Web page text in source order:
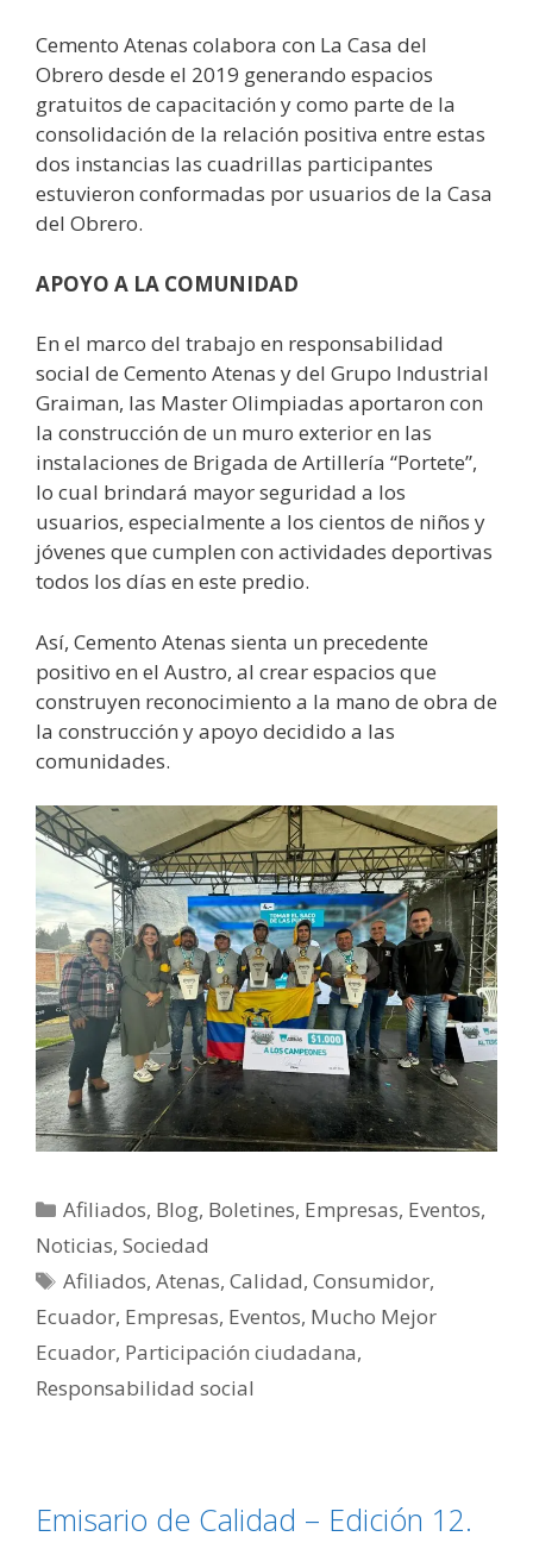
Cemento Atenas colabora con La Casa del
Obrero desde el 2019 generando espacios
gratuitos de capacitación y como parte de la
consolidación de la relación positiva entre estas
dos instancias las cuadrillas participantes
estuvieron conformadas por usuarios de la Casa
del Obrero.
APOYO A LA COMUNIDAD
En el marco del trabajo en responsabilidad
social de Cemento Atenas y del Grupo Industrial
Graiman, las Master Olimpiadas aportaron con
la construcción de un muro exterior en las
instalaciones de Brigada de Artillería “Portete”,
lo cual brindará mayor seguridad a los
usuarios, especialmente a los cientos de niños y
jóvenes que cumplen con actividades deportivas
todos los días en este predio.
Así, Cemento Atenas sienta un precedente
positivo en el Austro, al crear espacios que
construyen reconocimiento a la mano de obra de
la construcción y apoyo decidido a las
comunidades.
Afiliados, Blog, Boletines, Empresas, Eventos,
Noticias, Sociedad
Afiliados,Atenas,Calidad,Consumidor,
Ecuador, Empresas, Eventos, Mucho Mejor
Ecuador, Participación ciudadana,
Responsabilidad social
Emisario de Calidad – Edición 12.